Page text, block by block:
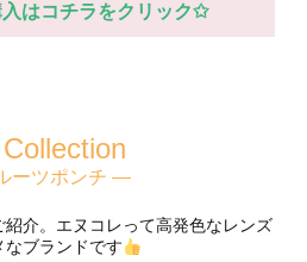
はコチラをクリック✩
Collection
ーツポンチ —
介。エヌコレって高発色なレンズ
ブランドです